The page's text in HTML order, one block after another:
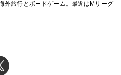
外旅行とボードゲーム。最近はMリーグ